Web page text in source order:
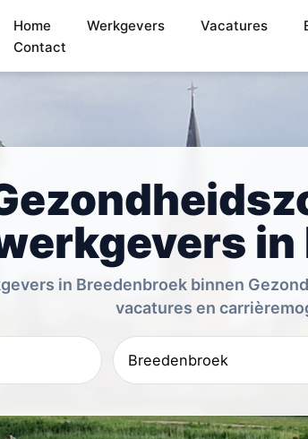
Home Werkgevers Vacatures
Contact
in
in Breedenbroek binnen
vacatures en